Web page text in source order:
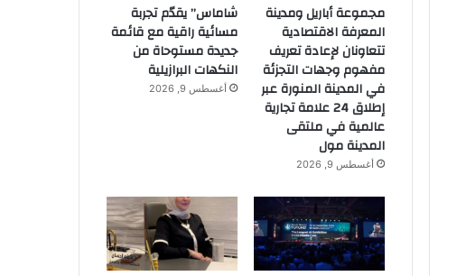
مجموعة أباريل ومدينة
المعرفة الاقتصادية
تتعاونان لإعادة تعريف
مفهوم وجهات التجزئة
في المدينة المنورة عبر
إطلاق 24 علامة تجارية
عالمية في ملتقى
المدينة مول
أغسطس 9, 2026
شاماس” يقدّم تجربة
مسائية راقية مع قائمة
جديدة مستوحاة من
النكهات البرازيلية
أغسطس 9, 2026